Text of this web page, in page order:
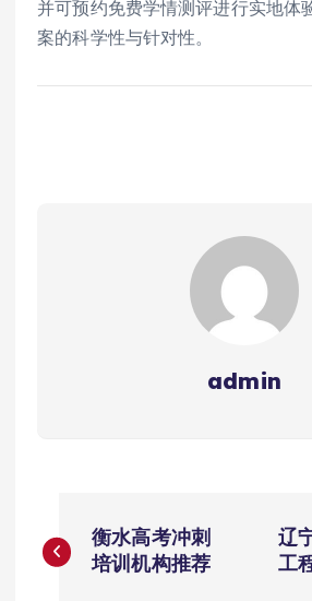
并可预约免费学情测评进行实地体
案的科学性与针对性。
admin
章
衡水高考冲刺
培训机构推荐
辽
工